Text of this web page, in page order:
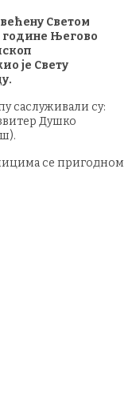
Светом
године Његово
је Свету
саслуживали су:
Душко
се пригодном